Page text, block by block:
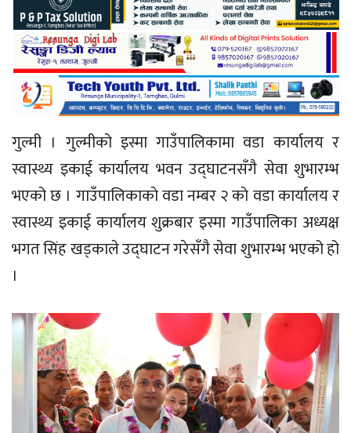
गुल्मी । गुल्मीको इस्मा गाउँपालिकामा वडा कार्यालय र
स्वास्थ्य इकाई कार्यालय भवन उद्घाटनसँगै सेवा शुभारम्भ
भएको छ । गाउँपालिकाकाे वडा नम्बर २ काे वडा कार्यालय र
स्वास्थ्य इकाई कार्यालय शुक्रबार इस्मा गाउँपालिका अध्यक्ष
भगत सिंह खड्काले उद्घाटन गरेसँगै सेवा शुभारम्भ भएको हो
।